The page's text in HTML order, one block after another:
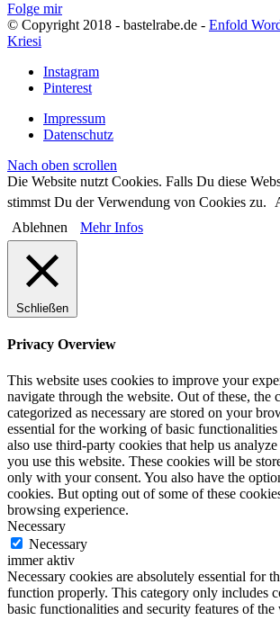
Folge mir
© Copyright 2018 - bastelrabe.de - Enfold
Kriesi
Instagram
Pinterest
Impressum
Datenschutz
Nach oben scrollen
Die Website nutzt Cookies. Falls Du diese
stimmst Du der Verwendung von Cookies zu.
Ablehnen
Mehr Infos
Schließen
Privacy Overview
This website uses cookies to improve your
navigate through the website. Out of these, the
categorized as necessary are stored on your
essential for the working of basic
also use third-party cookies that help us
you use this website. These cookies will be
only with your consent. You also have the
cookies. But opting out of some of these
browsing experience.
Necessary
Necessary
immer aktiv
Necessary cookies are absolutely essential for
function properly. This category only includes
basic functionalities and security features of the